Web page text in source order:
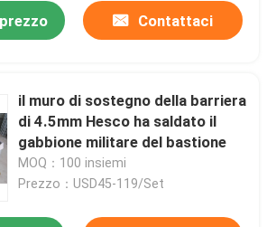
Contattaci
il muro di sostegno della barriera
di 4.5mm Hesco ha saldato il
gabbione militare del bastione
MOQ：100 insiemi
Prezzo：USD45-119/Set